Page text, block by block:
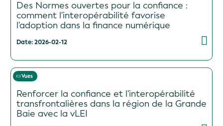
Des Normes ouvertes pour la confiance :
comment l'interopérabilité favorise
l'adoption dans la finance numérique
Date: 2026-02-12
Vues
Renforcer la confiance et l'interopérabilité
transfrontalières dans la région de la Grande
Baie avec la vLEI